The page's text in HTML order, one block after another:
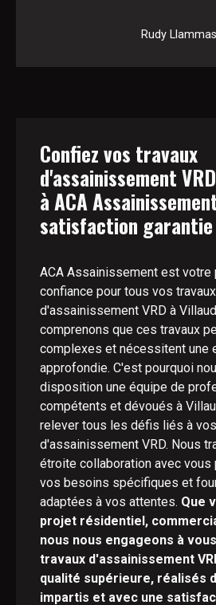
Rudy Llammas
Confiez vos travaux
d'assainissement
à ACA
satisfaction garantie
ACA Assainissement est votre
confiance pour tous vos travaux
d'assainissement VRD à
comprenons que ces travaux
complexes et nécessitent une
approfondie. C'est pourquoi
disposition une équipe de
compétents et dévoués à
relever tous les défis liés à
d'assainissement VRD. Nous
étroite collaboration avec vous
vos besoins spécifiques et
adaptées à vos attentes. Que
projet résidentiel,
nous nous engageons à
travaux d'assainissement
qualité supérieure, réalisés
impartis et avec une